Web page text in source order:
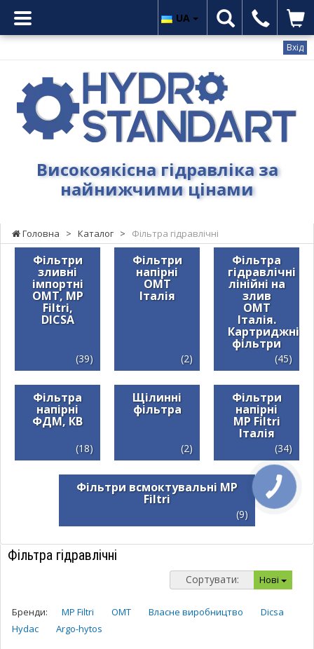
Вхід
Гідростандарт
Високоякісна
гідравліка
цінамиВисокоякісна гідравліка за
найнижчими цінами
UA
Головна > Каталог > Фільтра гідравлічні
Фільтри
зливні
імпортні
OMT, MP
Filtri,
DICSA
(39)
Фільтри
напірні
OMT
Італія
(2)
Фільтра
гідравлічні
лінійні на
злив
OMT
Італія.
Картриджні
фільтри
(45)
Фільтра
напірні
ФДМ, КВ
(18)
Щілинні
фільтра
(2)
Фільтри
напірні
MP Filtri
Італія
(34)
Фільтри всмоктувальні MP
Filtri
(9)
Фільтра гідравлічні
Сортувати: Нові
Бренди: MP Filtri OMT Власне виробництво
Dicsa
Hydac
Argo-hytos